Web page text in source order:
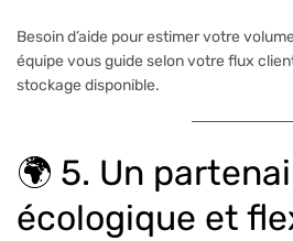
Besoin d’aide pour estimer votre
équipe vous guide selon votre flux
stockage disponible.
🌍 5. Un
écologique et